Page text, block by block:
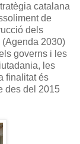
catalana
de
dels
2030)
governs i les
les
finalitat és
des del 2015